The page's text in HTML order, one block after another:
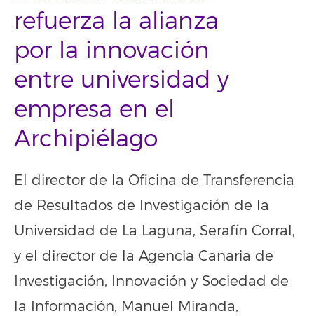
refuerza la alianza
por la innovación
entre universidad y
empresa en el
Archipiélago
El director de la Oficina de Transferencia
de Resultados de Investigación de la
Universidad de La Laguna, Serafín Corral,
y el director de la Agencia Canaria de
Investigación, Innovación y Sociedad de
la Información, Manuel Miranda,